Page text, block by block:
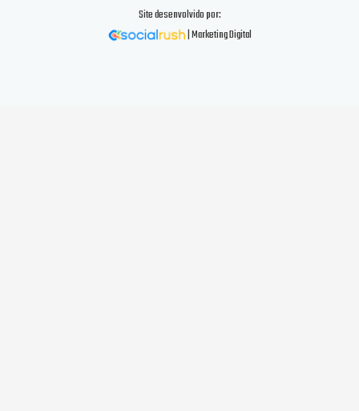
Site desenvolvido por:
| Marketing Digital